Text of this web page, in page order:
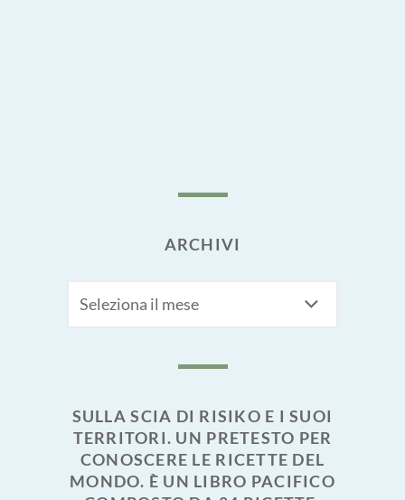
ARCHIVI
SULLA SCIA DI RISIKO E I SUOI
TERRITORI. UN PRETESTO PER
CONOSCERE LE RICETTE DEL
MONDO. È UN LIBRO PACIFICO